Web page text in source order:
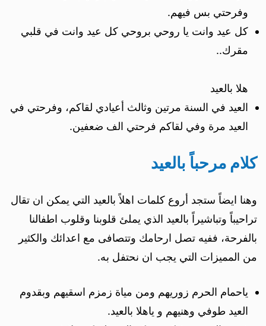
وفرحتي بس فيهم.
كل عيد وانت يا روحي بروحي كل عيد وانت في قلبي
مقرك..
هلا بالعيد
العيد في السنة مرتين وثالث أعيادي لقاكم، وفرحتي في
العيد مرة وفي لقاكم فرحتي الف ضعفين.
كلام مرحباً بالعيد
وهنا ايضاً ستجد أروع كلمات اهلاً بالعيد التي يمكن ان تقال
تراحيباً وتباشيراً بالعيد الذي يملئ قلوبنا وقلوب اطفالنا
بالفرحة، ففيه تصل ارحامك وتتصافى مع اعدائك والكثير
من المميزات التي يجب ان نحتفل به.
ياحمام الحرم زوريهم ومن مياة زمزم اسقيهم وبقدوم
العيد طوفي وهنيهم و ياهلا بالعيد.